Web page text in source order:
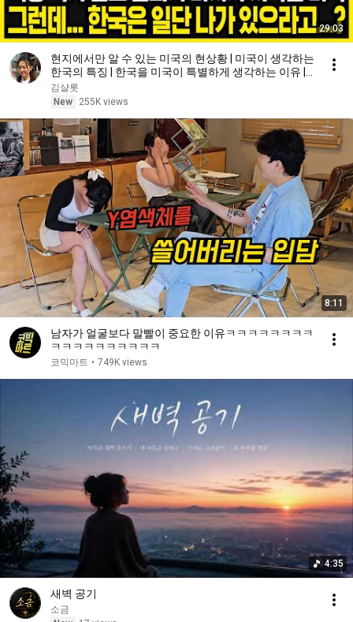
29:03
현지에서만 알 수 있는 미국의 현상황 | 미국이 생각하는
한국의 특징 | 한국을 미국이 특별하게 생각하는 이유 |
미국 반응
김샬롯
New
255K views
8:11
남자가 얼굴보다 말빨이 중요한 이유ㅋㅋㅋㅋㅋㅋㅋㅋ
ㅋㅋㅋㅋㅋㅋㅋㅋㅋㅋ
코믹마트 • 749K views
4:35
새벽 공기
소금